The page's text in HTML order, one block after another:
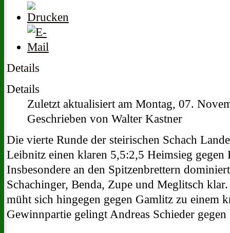
Details
Details
Zuletzt aktualisiert am Montag, 07.
Geschrieben von Walter Kastner
Die vierte Runde der steirischen Schach
Leibnitz einen klaren 5,5:2,5 Heimsieg
Insbesondere an den Spitzenbrettern
Schachinger, Benda, Zupe und Meglitsch
müht sich hingegen gegen Gamlitz zu einem
Gewinnpartie gelingt Andreas Schieder